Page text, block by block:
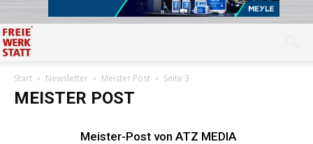
Start Newsletter Meister Post Seite 3
MEISTER POST
Meister-Post von ATZ MEDIA